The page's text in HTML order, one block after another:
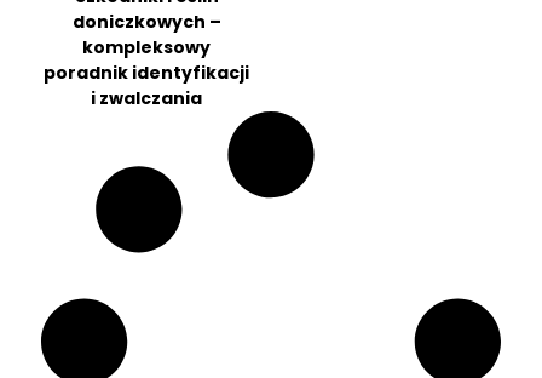
doniczkowych –
kompleksowy
poradnik identyfikacji
i zwalczania